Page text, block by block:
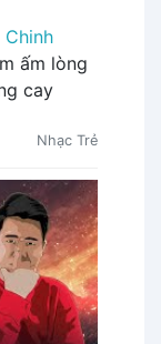
Chinh
ấm lòng
cay
Nhạc Trẻ